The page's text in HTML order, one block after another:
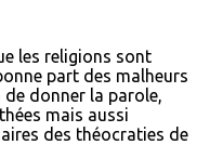
les religions sont
part des malheurs
de donner la parole,
mais aussi
des théocraties de